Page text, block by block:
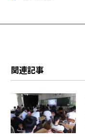
関連記事